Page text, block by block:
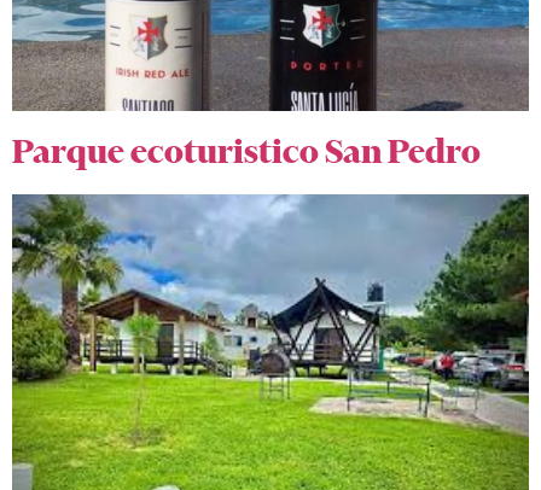
Parque ecoturistico San Pedro